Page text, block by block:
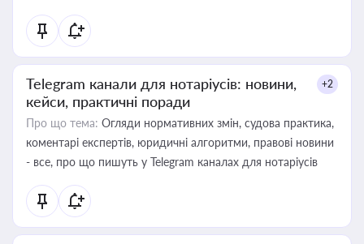
Telegram канали для нотаріусів: новини,
кейси, практичні поради
+2
Про що тема: Огляди нормативних змін, судова практика,
коментарі експертів, юридичні алгоритми, правові новини
- все, про що пишуть у Telegram каналах для нотаріусів